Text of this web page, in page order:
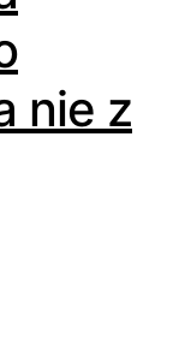
nie z